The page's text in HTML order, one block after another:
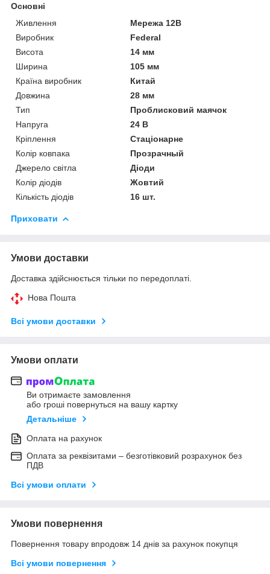
Основні
Живлення
Мережа 12В
Виробник
Federal
Висота
14 мм
Ширина
105 мм
Країна виробник
Китай
Довжина
28 мм
Тип
Проблисковий маячок
Напруга
24 В
Кріплення
Стаціонарне
Колір ковпака
Прозрачный
Джерело світла
Діоди
Колір діодів
Жовтий
Кількість діодів
16 шт.
Приховати
Умови доставки
Доставка здійснюється тільки по передоплаті.
Нова Пошта
Всі умови доставки
Умови оплати
Ви отримаєте замовлення
або гроші повернуться на вашу картку
Детальніше
Оплата на рахунок
Оплата за реквізитами – безготівковий розрахунок без
ПДВ
Всі умови оплати
Умови повернення
Повернення товару впродовж 14 днів за рахунок покупця
Всі умови повернення